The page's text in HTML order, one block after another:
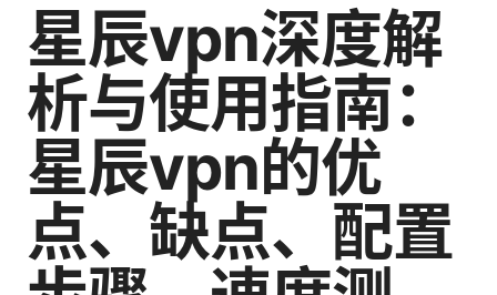
星辰vpn深度解
析与使用指南：
星辰vpn的优
点、缺点、配置